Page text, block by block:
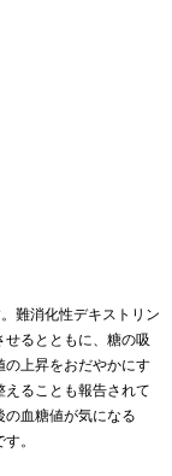
難消化性デキストリン
るとともに、糖の吸
の上昇をおだやかにす
ることも報告されて
の血糖値が気になる
。